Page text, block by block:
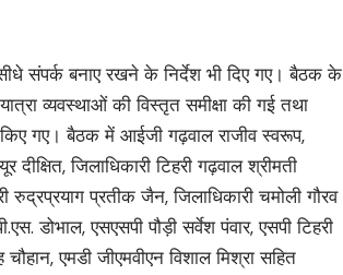
संपर्क बनाए रखने के निर्देश भी दिए गए। बैठक के
यात्रा व्यवस्थाओं की विस्तृत समीक्षा की गई तथा
किए गए। बैठक में आईजी गढ़वाल राजीव स्वरूप,
दीक्षित, जिलाधिकारी टिहरी गढ़वाल श्रीमती
रुद्रप्रयाग प्रतीक जैन, जिलाधिकारी चमोली गौरव
डोभाल, एसएसपी पौड़ी सर्वेश पंवार, एसपी टिहरी
एमडी जीएमवीएन विशाल मिश्रा सहित